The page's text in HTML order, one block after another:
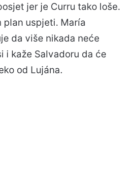
jer je Curru tako loše.
plan uspjeti. María
da više nikada neće
i kaže Salvadoru da će
od Lujána.